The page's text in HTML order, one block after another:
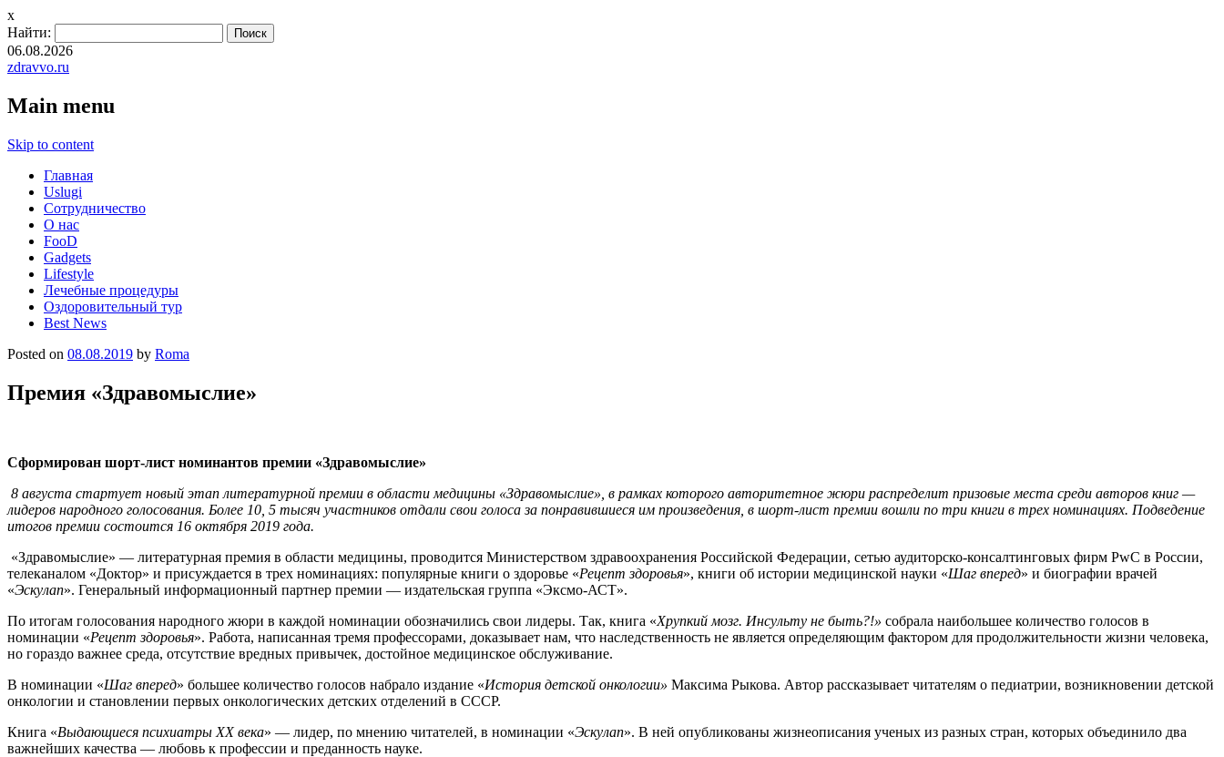
x
Найти:
06.08.2026
zdravvo.ru
Main menu
Skip to content
Главная
Uslugi
Сотрудничество
О нас
FooD
Gadgets
Lifestyle
Лечебные процедуры
Оздоровительный тур
Best News
Posted on 08.08.2019 by Roma
Премия «Здравомыслие»
Сформирован шорт-лист номинантов премии «Здравомыслие»
8 августа стартует новый этап литературной премии в области медицины «Здравомыслие», в рамках которого авторитетное жюри распределит призовые места среди авторов книг —
лидеров народного голосования. Более 10, 5 тысяч участников отдали свои голоса за понравившиеся им произведения, в шорт-лист премии вошли по три книги в трех номинациях. Подведение
итогов премии состоится 16 октября 2019 года.
«Здравомыслие» — литературная премия в области медицины, проводится Министерством здравоохранения Российской Федерации, сетью аудиторско-консалтинговых фирм PwC в России,
телеканалом «Доктор» и присуждается в трех номинациях: популярные книги о здоровье «Рецепт здоровья», книги об истории медицинской науки «Шаг вперед» и биографии врачей
«Эскулап». Генеральный информационный партнер премии — издательская группа «Эксмо-АСТ».
По итогам голосования народного жюри в каждой номинации обозначились свои лидеры. Так, книга «Хрупкий мозг. Инсульту не быть?!» собрала наибольшее количество голосов в
номинации «Рецепт здоровья». Работа, написанная тремя профессорами, доказывает нам, что наследственность не является определяющим фактором для продолжительности жизни человека,
но гораздо важнее среда, отсутствие вредных привычек, достойное медицинское обслуживание.
В номинации «Шаг вперед» большее количество голосов набрало издание «История детской онкологии» Максима Рыкова. Автор рассказывает читателям о педиатрии, возникновении детской
онкологии и становлении первых онкологических детских отделений в СССР.
Книга «Выдающиеся психиатры XXвека» — лидер, по мнению читателей, в номинации «Эскулап». В ней опубликованы жизнеописания ученых из разных стран, которых объединило два
важнейших качества — любовь к профессии и преданность науке.